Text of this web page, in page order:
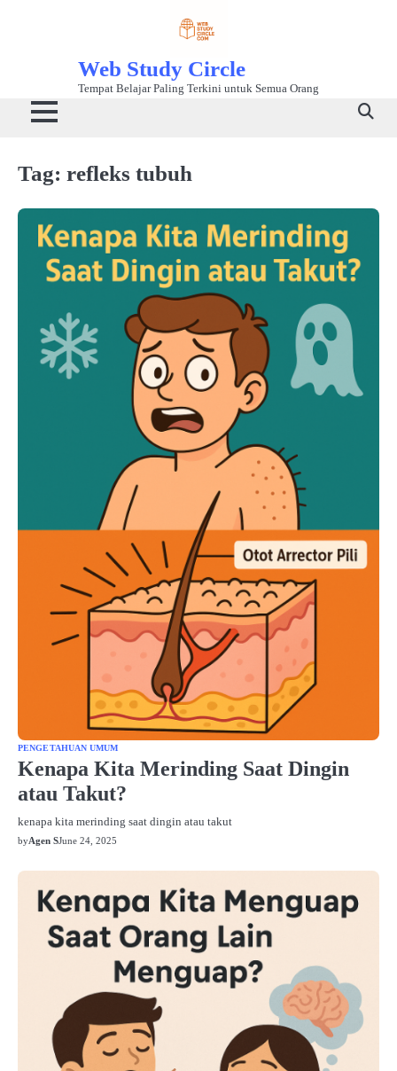
Web Study Circle
Tempat Belajar Paling Terkini untuk Semua Orang
Tag: refleks tubuh
PENGETAHUAN UMUM
Kenapa Kita Merinding Saat Dingin
atau Takut?
kenapa kita merinding saat dingin atau takut
byAgen SJune 24, 2025